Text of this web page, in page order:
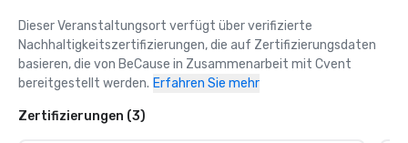
Dieser Veranstaltungsort verfügt über verifizierte
Nachhaltigkeitszertifizierungen, die auf Zertifizierungsdaten
basieren, die von BeCause in Zusammenarbeit mit Cvent
bereitgestellt werden. Erfahren Sie mehr
Zertifizierungen (3)